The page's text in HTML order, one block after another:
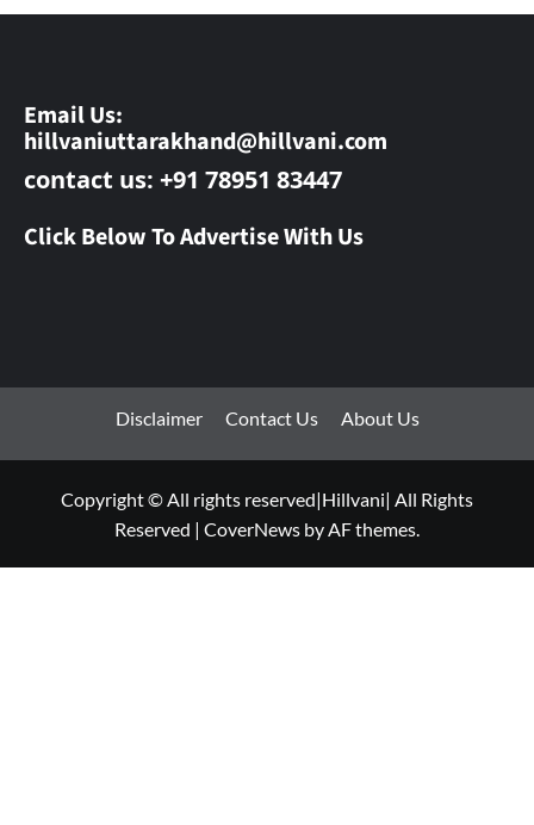
Email Us:
hillvaniuttarakhand@hillvani.com
contact us: +91 78951 83447
Click Below To Advertise With Us
Disclaimer Contact Us About Us
Copyright © All rights reserved|Hillvani| All Rights
Reserved | CoverNews by AF themes.